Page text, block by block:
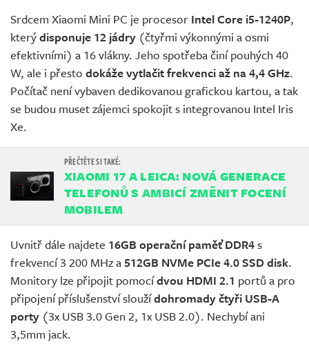
Srdcem Xiaomi Mini PC je procesor Intel Core i5-1240P,
kterýdisponuje 12 jádry (čtyřmi výkonnými a osmi
efektivními) a 16 vlákny. Jeho spotřeba činí pouhých 40
W, ale i přesto dokáže vytlačit frekvenci až na 4,4 GHz.
Počítač není vybaven dedikovanou grafickou kartou, a tak
se budou muset zájemci spokojit s integrovanou Intel Iris
Xe.
XIAOMI 17 A LEICA: NOVÁ GENERACE
TELEFONŮ S AMBICÍ ZMĚNIT FOCENÍ
MOBILEM
Uvnitř dále najdete 16GB operační paměť DDR4s
frekvencí 3 200 MHz a512GB NVMe PCIe 4.0 SSD disk.
Monitory lze připojit pomocídvou HDMI 2.1 portů a pro
připojení příslušenství sloužídohromady čtyři USB-A
porty (3x USB 3.0 Gen 2, 1x USB 2.0). Nechybí ani
3,5mm jack.